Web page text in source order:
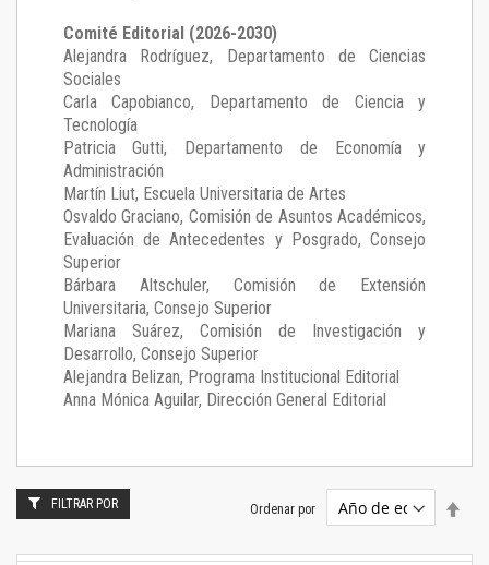
Comité Editorial (2026-2030)
Alejandra Rodríguez, Departamento de Ciencias
Sociales
Carla Capobianco, Departamento de Ciencia y
Tecnología
Patricia Gutti, Departamento de Economía y
Administración
Martín Liut, Escuela Universitaria de Artes
Osvaldo Graciano, Comisión de Asuntos Académicos,
Evaluación de Antecedentes y Posgrado, Consejo
Superior
Bárbara Altschuler, Comisión de Extensión
Universitaria, Consejo Superior
Mariana Suárez, Comisión de Investigación y
Desarrollo, Consejo Superior
Alejandra Belizan, Programa Institucional Editorial
Anna Mónica Aguilar, Dirección General Editorial
Ordenar por
FILTRAR POR